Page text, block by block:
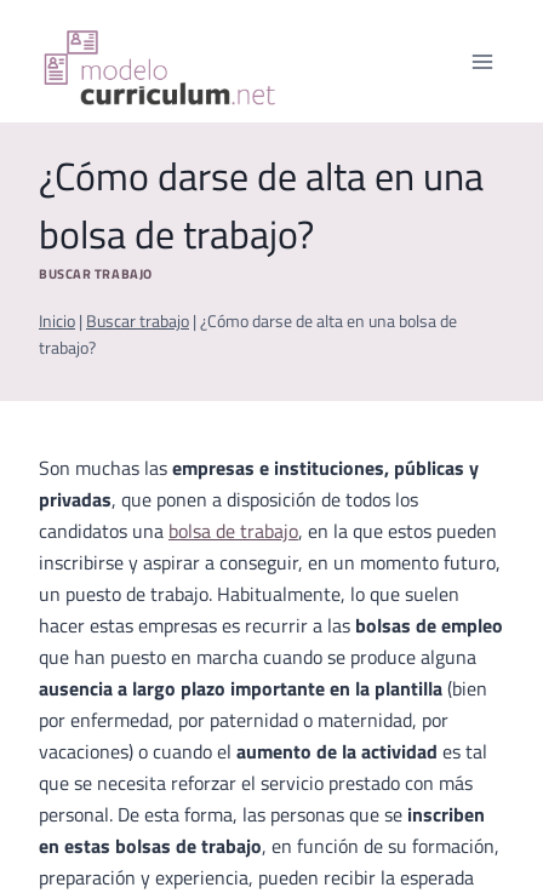
contenido
¿Cómo darse de alta en una
bolsa de trabajo?
BUSCAR TRABAJO
Inicio | Buscar trabajo | ¿Cómo darse de alta en una bolsa de
trabajo?
Son muchas lasempresas e instituciones, públicas y
privadas, que ponen a disposición de todos los
candidatos una bolsa de trabajo, en la que estos pueden
inscribirse y aspirar a conseguir, en un momento futuro,
un puesto de trabajo. Habitualmente, lo que suelen
hacer estas empresas es recurrir a las bolsas de empleo
que han puesto en marcha cuando se produce alguna
ausencia a largo plazo importante en la plantilla(bien
por enfermedad, por paternidad o maternidad, por
vacaciones) o cuando el aumento de la actividad es tal
que se necesita reforzar el servicio prestado con más
personal. De esta forma, las personas que se inscriben
en estas bolsas de trabajo, en función de su formación,
preparación y experiencia, pueden recibir la esperada